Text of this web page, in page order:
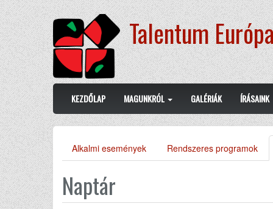
Ugrás
a
tartalomra
Talentum
Main
navigation
KEZDŐLAP MAGUNKRÓL GALÉRIÁK ÍRÁSAINK
User
account
menu
Elsődleges
Alkalmi események Rendszeres programok
Naptár